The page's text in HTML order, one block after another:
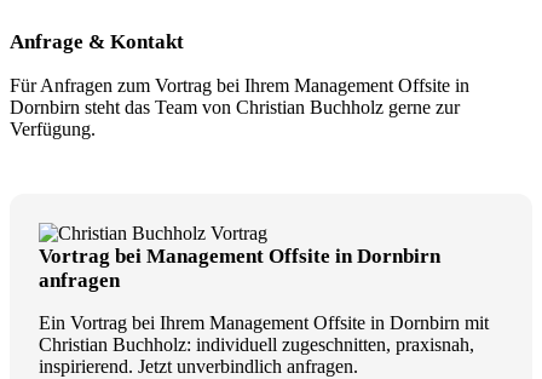
Anfrage & Kontakt
Für Anfragen zum Vortrag bei Ihrem Management Offsite in
Dornbirn steht das Team von Christian Buchholz gerne zur
Verfügung.
Vortrag bei Management Offsite in Dornbirn
anfragen
Ein Vortrag bei Ihrem Management Offsite in Dornbirn mit
Christian Buchholz: individuell zugeschnitten, praxisnah,
inspirierend. Jetzt unverbindlich anfragen.